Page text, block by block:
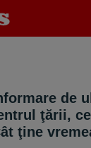
de
ţării,
ţine